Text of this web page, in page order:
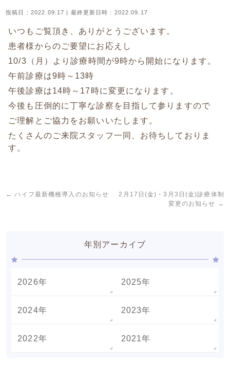
投稿日 : 2022.09.17 最終更新日時 : 2022.09.17
いつもご覧頂き、ありがとうございます。
患者様からのご要望にお応えし
10/3（月）より診療時間が9時から開始になります。
午前診療は9時～13時
午後診療は14時～17時に変更になります。
今後も圧倒的に丁寧な診察を目指して参りますので
ご理解とご協力をお願いいたします。
たくさんのご来院スタッフ一同、お待ちしておりま
す。
← ハイフ最新機種導入のお知らせ
2月17日(金)・3月3日(金)診療体制
変更のお知らせ →
年別アーカイブ
2026年 2025年
2024年 2023年
2022年 2021年